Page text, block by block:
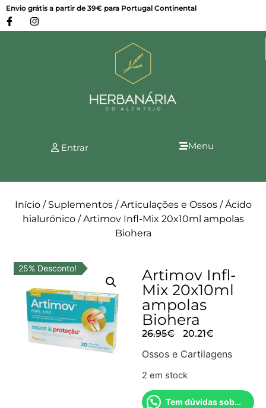
Envio grátis a partir de 39€ para Portugal Continental
Entrar Menu
Início/ Suplementos/Articulações e Ossos/Ácido
hialurónico/ Artimov Infl-Mix 20x10ml ampolas
Biohera
25% Desconto!
Artimov Infl-
Mix 20x10ml
ampolas
Biohera
26.95€ 20.21€
Ossos e Cartilagens
2 em stock
Tem dúvidas sobre este produto?